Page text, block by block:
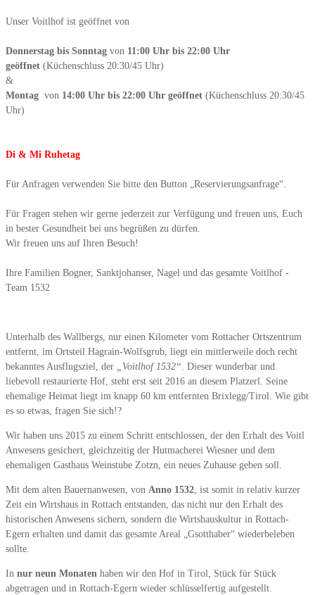
Unser Voitlhof ist geöffnet von
Donnerstag bis Sonntag von 11:00 Uhr bis 22:00 Uhr
geöffnet (Küchenschluss 20:30/45 Uhr)
&
Montag von 14:00 Uhr bis 22:00 Uhr geöffnet (Küchenschluss 20:30/45
Uhr)
Di & Mi Ruhetag
Für Anfragen verwenden Sie bitte den Button „Reservierungsanfrage“.
Für Fragen stehen wir gerne jederzeit zur Verfügung und freuen uns, Euch
in bester Gesundheit bei uns begrüßen zu dürfen.
Wir freuen uns auf Ihren Besuch!
Ihre Familien Bogner, Sanktjohanser, Nagel und das gesamte Voitlhof -
Team 1532
Unterhalb des Wallbergs, nur einen Kilometer vom Rottacher Ortszentrum
entfernt, im Ortsteil Hagrain-Wolfsgrub, liegt ein mittlerweile doch recht
bekanntes Ausflugsziel, der „Voitlhof 1532“. Dieser wunderbar und
liebevoll restaurierte Hof, steht erst seit 2016 an diesem Platzerl. Seine
ehemalige Heimat liegt im knapp 60 km entfernten Brixlegg/Tirol. Wie gibt
es so etwas, fragen Sie sich!?
Wir haben uns 2015 zu einem Schritt entschlossen, der den Erhalt des Voitl
Anwesens gesichert, gleichzeitig der Hutmacherei Wiesner und dem
ehemaligen Gasthaus Weinstube Zotzn, ein neues Zuhause geben soll.
Mit dem alten Bauernanwesen, von Anno 1532, ist somit in relativ kurzer
Zeit ein Wirtshaus in Rottach entstanden, das nicht nur den Erhalt des
historischen Anwesens sichern, sondern die Wirtshauskultur in Rottach-
Egern erhalten und damit das gesamte Areal „Gsotthaber“ wiederbeleben
sollte.
In nur neun Monaten haben wir den Hof in Tirol, Stück für Stück
abgetragen und in Rottach-Egern wieder schlüsselfertig aufgestellt.